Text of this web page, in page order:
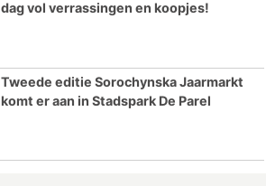
dag vol verrassingen en koopjes!
Tweede editie Sorochynska Jaarmarkt
komt er aan in Stadspark De Parel